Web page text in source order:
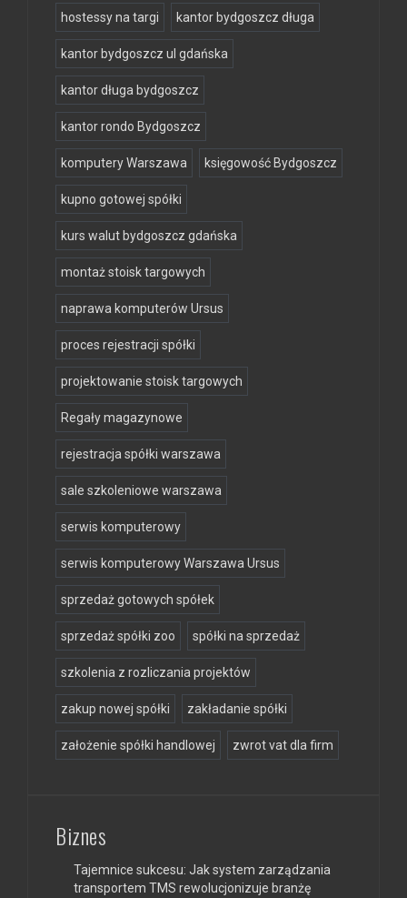
hostessy na targi kantor bydgoszcz długa
kantor bydgoszcz ul gdańska
kantor długa bydgoszcz
kantor rondo Bydgoszcz
komputery Warszawa księgowość Bydgoszcz
kupno gotowej spółki
kurs walut bydgoszcz gdańska
montaż stoisk targowych
naprawa komputerów Ursus
proces rejestracji spółki
projektowanie stoisk targowych
Regały magazynowe
rejestracja spółki warszawa
sale szkoleniowe warszawa
serwis komputerowy
serwis komputerowy Warszawa Ursus
sprzedaż gotowych spółek
sprzedaż spółki zoo spółki na sprzedaż
szkolenia z rozliczania projektów
zakup nowej spółki zakładanie spółki
założenie spółki handlowej zwrot vat dla firm
Biznes
Tajemnice sukcesu: Jak system zarządzania
transportem TMS rewolucjonizuje branżę